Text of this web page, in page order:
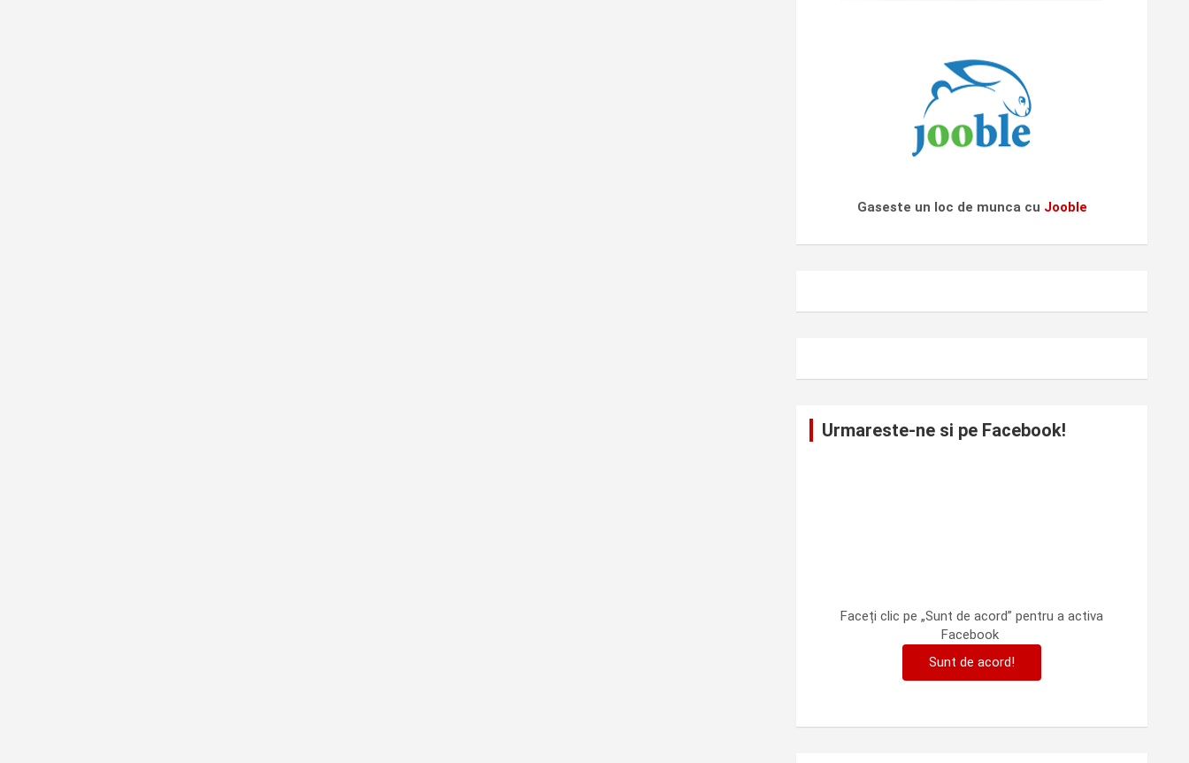
Gaseste un loc de munca cu Jooble
Urmareste-ne si pe Facebook!
Faceți clic pe „Sunt de acord” pentru a activa
Facebook
Sunt de acord!